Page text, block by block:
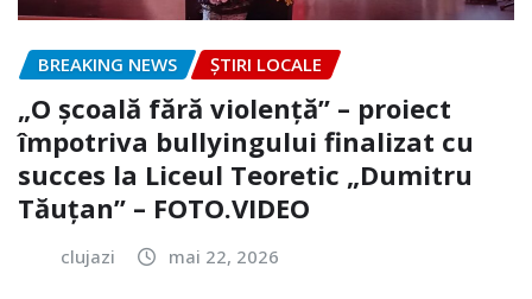
BREAKING NEWS ȘTIRI LOCALE
„O școală fără violență” – proiect
împotriva bullyingului finalizat cu
succes la Liceul Teoretic „Dumitru
Tăuțan” – FOTO.VIDEO
clujazi mai 22, 2026